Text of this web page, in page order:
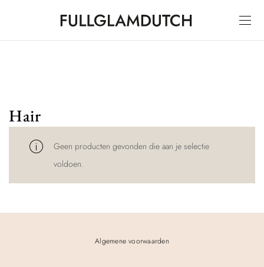
Hair
Geen producten gevonden die aan je selectie
voldoen.
Algemene voorwaarden